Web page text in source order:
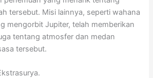
tersebut. Misi lainnya, seperti wahana
mengorbit Jupiter, telah memberikan
tentang atmosfer dan medan
tersebut.